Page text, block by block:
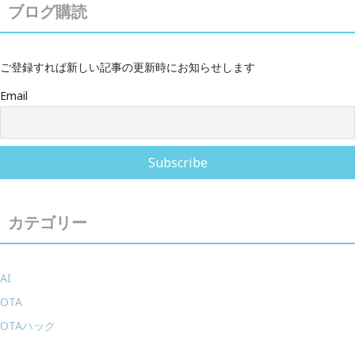
ブログ購読
ご登録すれば新しい記事の更新時にお知らせします
Email
カテゴリー
AI
OTA
OTAハック